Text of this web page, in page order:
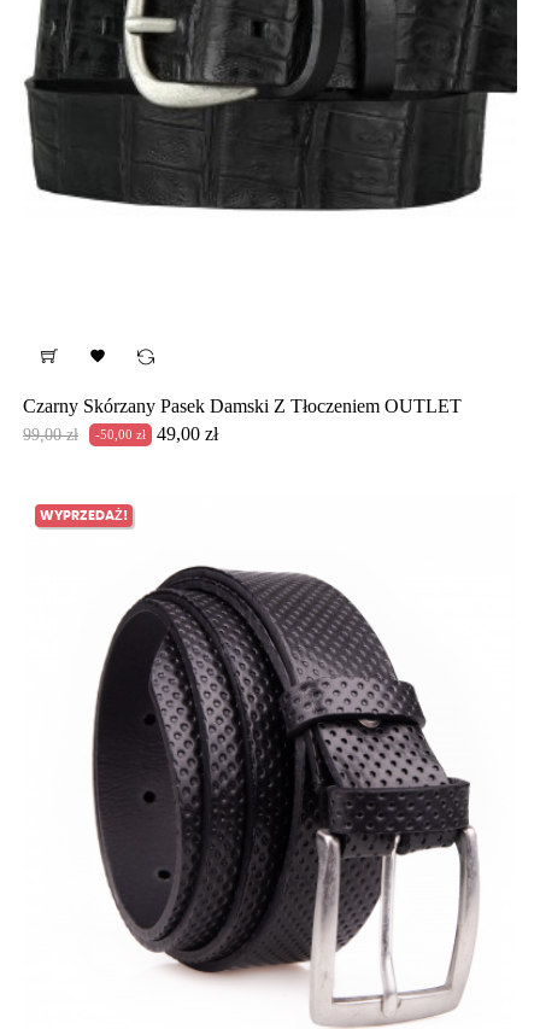

Czarny Skórzany Pasek Damski Z Tłoczeniem OUTLET
Cena
99,00 zł -50,00 zł Cena
49,00 zł
WYPRZEDAŻ!